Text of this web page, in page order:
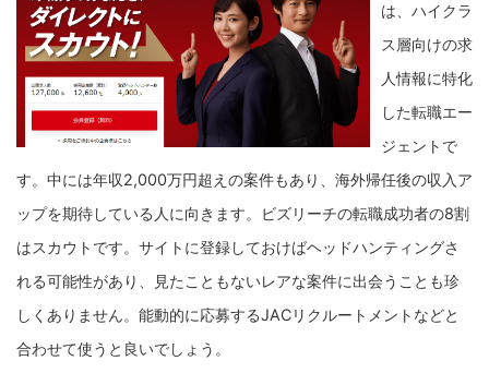
は、ハイクラ
ス層向けの求
人情報に特化
した転職エー
ジェントで
す。 中には年収2,000万円超えの案件もあり、海外帰任後の収入ア
ップを期待している人に向きます。
ビズリーチの転職成功者の8割
はスカウトです。サイトに登録しておけばヘッドハンティングさ
れる可能性があり、見たこともないレアな案件に出会うことも珍
しくありません。能動的に応募するJACリクルートメントなどと
合わせて使うと良いでしょう。